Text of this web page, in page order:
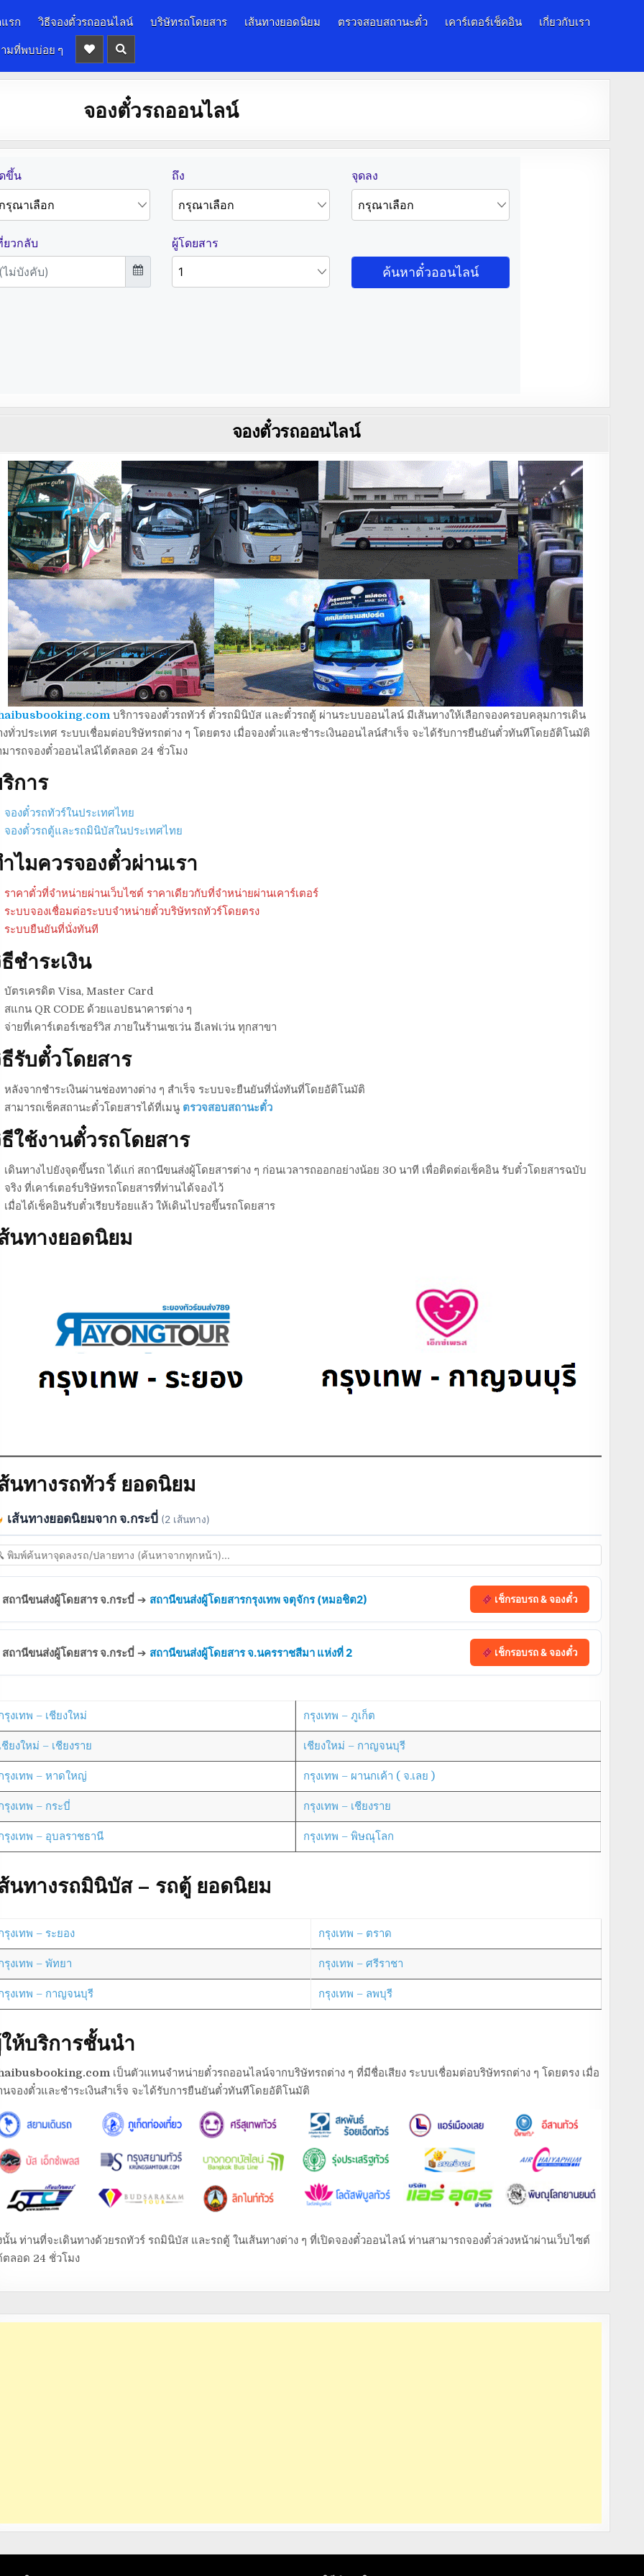
รก วิธีจองตั๋วรถออนไลน์ บริษัทรถโดยสาร เส้นทางยอดนิยม ตรวจสอบสถานะตั๋ว เคาร์เตอร์เช็คอิน
เกี่ยวกับเรา
มที่พบบ่อย ๆ
จองตั๋วรถออนไลน์
จองตั๋วรถออนไลน์
บริการจองตั๋วรถทัวร์ ตั๋วรถมินิบัส และตั๋วรถตู้ ผ่านระบบออนไลน์ มีเส้นทางให้เลือกจองครอบคลุมการเดิน
งทั่วประเทศ ระบบเชื่อมต่อบริษัทรถต่าง ๆ โดยตรง เมื่อจองตั๋วและชำระเงินออนไลน์สำเร็จ จะได้รับการยืนยันตั๋วทันทีโดยอัติโนมัติ
มารถจองตั๋วออนไลน์ได้ตลอด 24 ชั่วโมง
การ
จองตั๋วรถทัวร์ในประเทศไทย
จองตั๋วรถตู้และรถมินิบัสในประเทศไทย
ไมควรจองตั๋วผ่านเรา
ราคาตั๋วที่จำหน่ายผ่านเว็บไซต์ ราคาเดียวกับที่จำหน่ายผ่านเคาร์เตอร์
ระบบจองเชื่อมต่อระบบจำหน่ายตั๋วบริษัทรถทัวร์โดยตรง
ระบบยืนยันที่นั่งทันที
ชำระเงิน
บัตรเครดิต Visa, Master Card
สแกน QR CODE ด้วยแอปธนาคารต่าง ๆ
จ่ายที่เคาร์เตอร์เซอร์วิส ภายในร้านเซเว่น อีเลฟเว่น ทุกสาขา
รับตั๋วโดยสาร
หลังจากชำระเงินผ่านช่องทางต่าง ๆ สำเร็จ ระบบจะยืนยันที่นั่งทันที่โดยอัติโนมัติ
สามารถเช็คสถานะตั๋วโดยสารได้ที่เมนู ตรวจสอบสถานะตั๋ว
ใช้งานตั๋วรถโดยสาร
เดินทางไปยังจุดขึ้นรถ ได้แก่ สถานีขนส่งผู้โดยสารต่าง ๆ ก่อนเวลารถออกอย่างน้อย 30 นาที เพื่อติดต่อเช็คอิน รับตั๋วโดยสารฉบับ
จริง ที่เคาร์เตอร์บริษัทรถโดยสารที่ท่านได้จองไว้
เมื่อได้เช็คอินรับตั๋วเรียบร้อยแล้ว ให้เดินไปรอขึ้นรถโดยสาร
นทางยอดนิยม
นทางรถทัวร์ ยอดนิยม
เส้นทางยอดนิยมจาก จ.กระบี่ (2 เส้นทาง)
สถานีขนส่งผู้โดยสาร จ.กระบี่➔ สถานีขนส่งผู้โดยสารกรุงเทพ จตุจักร (หมอชิต2) เช็กรอบรถ & จองตั๋ว
สถานีขนส่งผู้โดยสาร จ.กระบี่➔ สถานีขนส่งผู้โดยสาร จ.นครราชสีมา แห่งที่ 2 เช็กรอบรถ & จองตั๋ว
รุงเทพ – เชียงใหม่
ชียงใหม่ – เชียงราย
รุงเทพ – หาดใหญ่
รุงเทพ – กระบี่
รุงเทพ – อุบลราชธานี
กรุงเทพ – ภูเก็ต
เชียงใหม่ – กาญจนบุรี
กรุงเทพ – ผานกเค้า ( จ.เลย )
กรุงเทพ – เชียงราย
กรุงเทพ – พิษณุโลก
นทางรถมินิบัส – รถตู้ ยอดนิยม
รุงเทพ – ระยอง กรุงเทพ – ตราด
รุงเทพ – พัทยา กรุงเทพ – ศรีราชา
รุงเทพ – กาญจนบุรี กรุงเทพ – ลพบุรี
ห้บริการชั้นนำ
เป็นตัวแทนจำหน่ายตั๋วรถออนไลน์จากบริษัทรถต่าง ๆ ที่มีชื่อเสียง ระบบเชื่อมต่อบริษัทรถต่าง ๆ โดยตรง เมื่อ
นจองตั๋วและชำระเงินสำเร็จ จะได้รับการยืนยันตั๋วทันทีโดยอัติโนมัติ
นั้น ท่านที่จะเดินทางด้วยรถทัวร์ รถมินิบัส และรถตู้ ในเส้นทางต่าง ๆ ที่เปิดจองตั๋วออนไลน์ ท่านสามารถจองตั๋วล่วงหน้าผ่านเว็บไซต์
ตลอด 24 ชั่วโมง